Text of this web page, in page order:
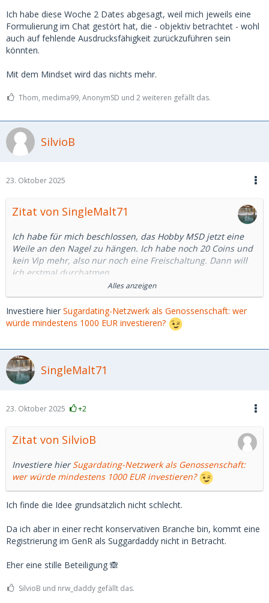
Ich habe diese Woche 2 Dates abgesagt, weil mich jeweils eine
Formulierung im Chat gestört hat, die - objektiv betrachtet - wohl
auch auf fehlende Ausdrucksfähigkeit zurückzuführen sein
könnten.
Mit dem Mindset wird das nichts mehr.
Thom, medima99, AnonymSD und 2 weiteren gefällt das.
SilvioB
23. Oktober 2025
Zitat von SingleMalt71
Ich habe für mich beschlossen, das Hobby MSD jetzt eine
Weile an den Nagel zu hängen. Ich habe noch 20 Coins und
kein Vip mehr, also nur noch eine Freischaltung. Dann will
ich erstmal durchatmen.
Hintergrund ist, dass ich seit Sommer wieder suche und
aufgrund der vielen negativen Erfahrung merke, dass meine
Zündschnurr immer kürzer wird.
eine Formulierung im Chat gestört hat, die - objektiv
betrachtet - wohl auch auf fehlende Ausdrucksfähigkeit
zurückzuführen sein könnten.
Mit dem Mindset wird das nichts mehr.
Alles anzeigen
Investiere hier Sugardating-Netzwerk als Genossenschaft: wer
würde mindestens 1000 EUR investieren?
SingleMalt71
23. Oktober 2025 +2
Zitat von SilvioB
Investiere hierSugardating-Netzwerk als Genossenschaft:
wer würde mindestens 1000 EUR investieren?
Ich finde die Idee grundsätzlich nicht schlecht.
Da ich aber in einer recht konservativen Branche bin, kommt eine
Registrierung im GenR als Suggardaddy nicht in Betracht.
Eher eine stille Beteiligung 🙈
SilvioB und nrw_daddy gefällt das.